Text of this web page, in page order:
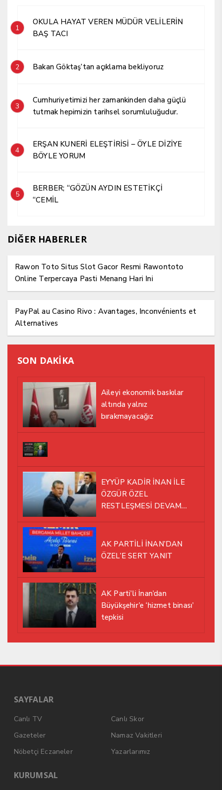
1
OKULA HAYAT VEREN MÜDÜR VELİLERİN
BAŞ TACI
2 Bakan Göktaş’tan açıklama bekliyoruz
3
Cumhuriyetimizi her zamankinden daha güçlü
tutmak hepimizin tarihsel sorumluluğudur.
4
ERŞAN KUNERİ ELEŞTİRİSİ – ÖYLE DİZİYE
BÖYLE YORUM
5
BERBER; “GÖZÜN AYDIN ESTETİKÇİ
“CEMİL
DİĞER HABERLER
Rawon Toto Situs Slot Gacor Resmi Rawontoto
Online Terpercaya Pasti Menang Hari Ini
PayPal au Casino Rivo : Avantages, Inconvénients et
Alternatives
SON DAKİKA
Aileyi ekonomik baskılar
altında yalnız
bırakmayacağız
EYYÜP KADİR İNAN İLE
ÖZGÜR ÖZEL
RESTLEŞMESİ DEVAM
AK PARTİLİ İNAN’DAN
ÖZEL’E SERT YANIT
AK Parti’li İnan’dan
Büyükşehir’e ‘hizmet binası’
tepkisi
SAYFALAR
Canlı TV
Canlı Skor
Gazeteler
Namaz Vakitleri
Nöbetçi Eczaneler
Yazarlarımız
KURUMSAL